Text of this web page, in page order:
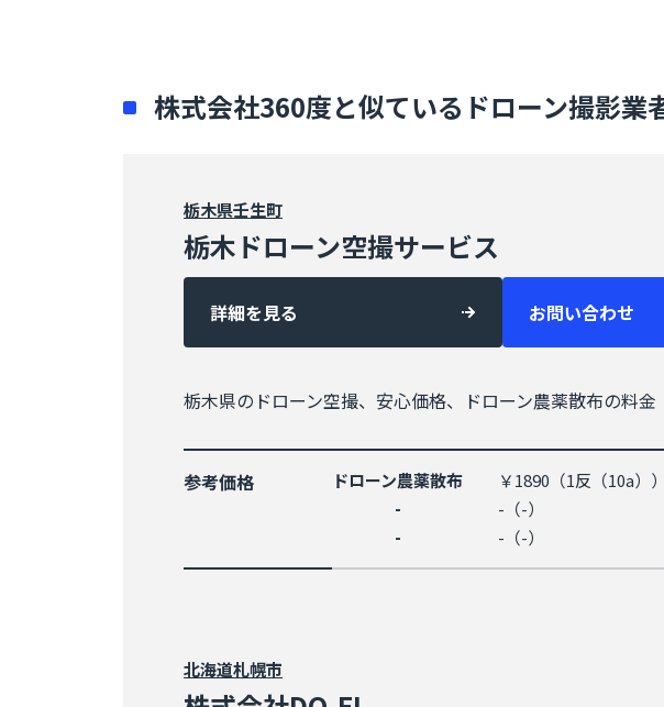
株式会社360度と似ているドローン撮影業
栃木県壬生町
栃木ドローン空撮サービス
詳細を見る お問い合わせ
栃木県のドローン空撮、安心価格、ドローン農薬散布の料金
参考価格 ドローン農薬散布
￥1890（1反（10a））
-
-（-）
-
-（-）
北海道札幌市